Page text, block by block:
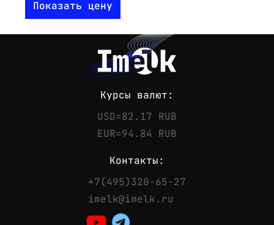
Контакты
+7(495)320-65-27
Показать цену
Курсы валют:
USD=82.17 RUB
EUR=94.84 RUB
Контакты:
+7(495)320-65-27
imelk@imelk.ru